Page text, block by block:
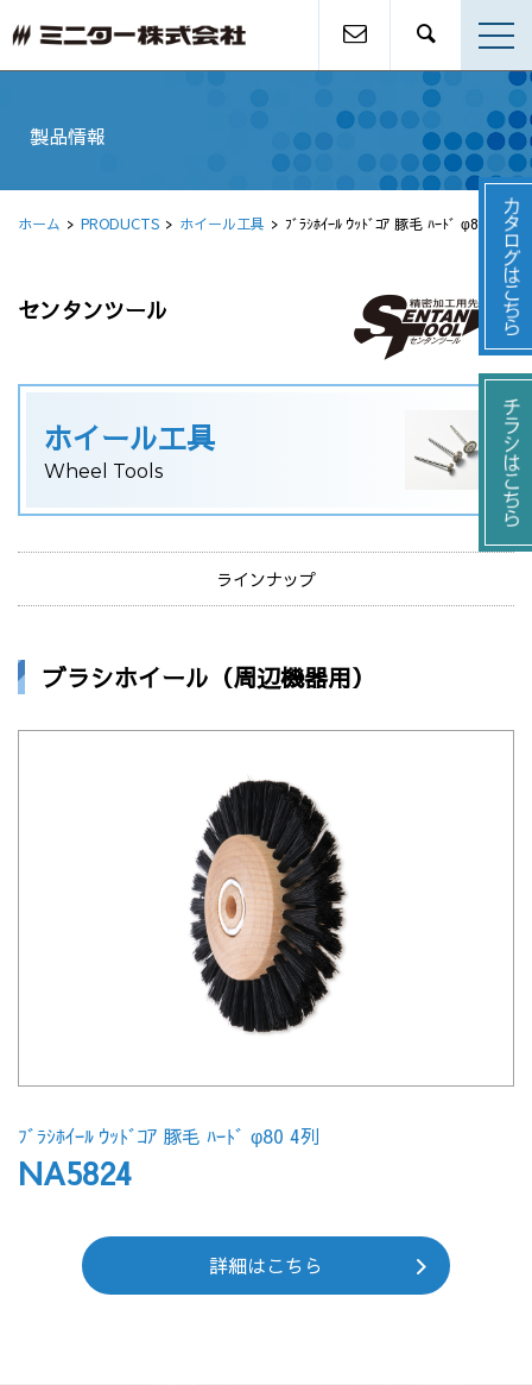
製品情報
ホーム PRODUCTS ホイール工具 ﾌﾞﾗｼﾎｲｰﾙ ｳｯﾄﾞｺｱ 豚毛 ﾊｰﾄﾞ φ80 4列
センタンツール
ホイール工具
Wheel Tools
ラインナップ
ブラシホイール（周辺機器用）
ﾌﾞﾗｼﾎｲｰﾙ ｳｯﾄﾞｺｱ 豚毛 ﾊｰﾄﾞ φ80 4列
NA5824
詳細はこちら